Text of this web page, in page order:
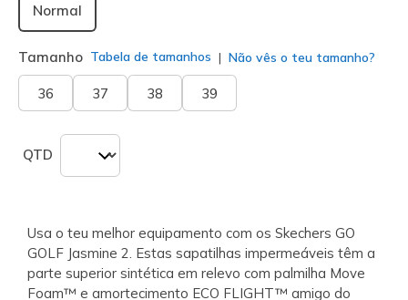
Normal
Tamanho Tabela de tamanhos Não vês o teu tamanho?
36 37 38 39
QTD
Usa o teu melhor equipamento com os Skechers GO
GOLF Jasmine 2. Estas sapatilhas impermeáveis têm a
parte superior sintética em relevo com palmilha Move
Foam™ e amortecimento ECO FLIGHT™ amigo do